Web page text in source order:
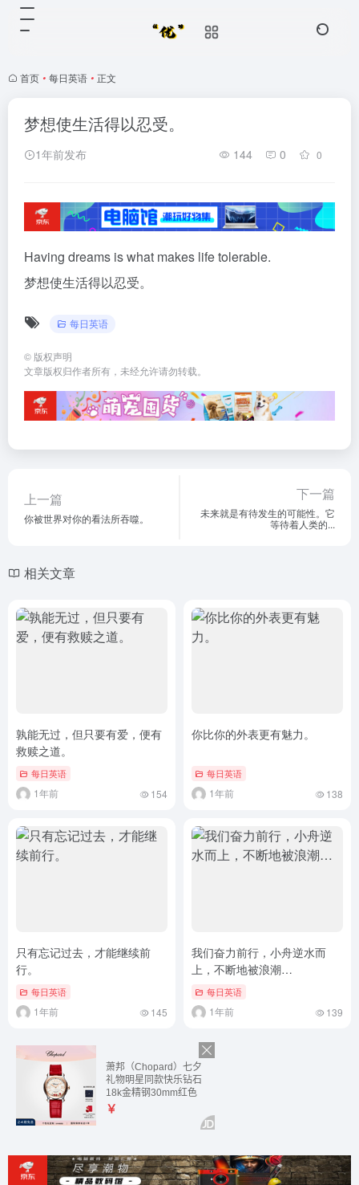
首页 • 每日英语 • 正文
梦想使生活得以忍受。
1年前发布 144 0 0
Having dreams is what makes life tolerable.
梦想使生活得以忍受。
每日英语
© 版权声明
文章版权归作者所有，未经允许请勿转载。
上一篇
你被世界对你的看法所吞噬。
下一篇
未来就是有待发生的可能性。它
等待着人类的...
相关文章
孰能无过，但只要有爱，便有
救赎之道。
每日英语
1年前 154
你比你的外表更有魅力。
每日英语
1年前 138
只有忘记过去，才能继续前
行。
每日英语
1年前 145
我们奋力前行，小舟逆水而
上，不断地被浪潮…
每日英语
1年前 139